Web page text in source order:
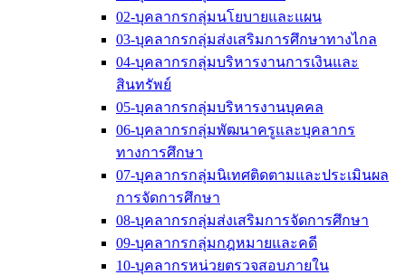
02-บุคลากรกลุ่มนโยบายและแผน
03-บุคลากรกลุ่มส่งเสริมการศึกษาทางไกล
04-บุคลากรกลุ่มบริหารงานการเงินและ
สินทรัพย์
05-บุคลากรกลุ่มบริหารงานบุคคล
06-บุคลากรกลุ่มพัฒนาครูและบุคลากร
ทางการศึกษา
07-บุคลากรกลุ่มนิเทศติดตามและประเมินผล
การจัดการศึกษา
08-บุคลากรกลุ่มส่งเสริมการจัดการศึกษา
09-บุคลากรกลุ่มกฎหมายและคดี
10-บุคลากรหน่วยตรวจสอบภายใน